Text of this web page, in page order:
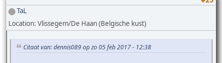
TaL
Location: Vlissegem/De Haan (Belgische kust)
Citaat van: dennis089 op zo 05 feb 2017 - 12:38